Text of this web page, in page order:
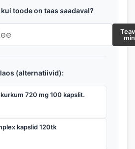
toode on taas saadaval?
(alternatiivid):
720 mg 100 kapslit.
kapslid 120tk